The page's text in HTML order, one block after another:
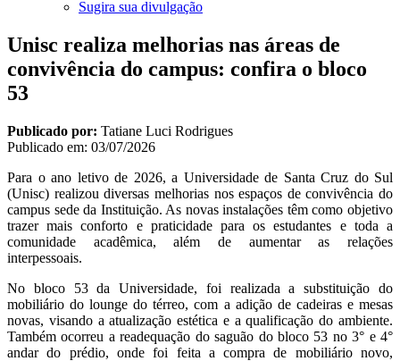
Sugira sua divulgação
Unisc realiza melhorias nas áreas de
convivência do campus: confira o bloco
53
Publicado por: Tatiane Luci Rodrigues
Publicado em: 03/07/2026
Para o ano letivo de 2026, a Universidade de Santa Cruz do Sul
(Unisc) realizou diversas melhorias nos espaços de convivência do
campus sede da Instituição. As novas instalações têm como objetivo
trazer mais conforto e praticidade para os estudantes e toda a
comunidade acadêmica, além de aumentar as relações
interpessoais.
No bloco 53 da Universidade, foi realizada a substituição do
mobiliário do lounge do térreo, com a adição de cadeiras e mesas
novas, visando a atualização estética e a qualificação do ambiente.
Também ocorreu a readequação do saguão do bloco 53 no 3° e 4°
andar do prédio, onde foi feita a compra de mobiliário novo,